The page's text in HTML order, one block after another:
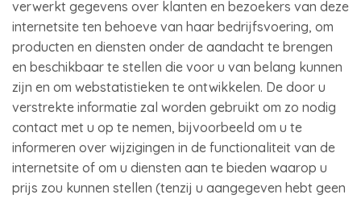
verwerkt gegevens over klanten en bezoekers van deze
internetsite ten behoeve van haar bedrijfsvoering, om
producten en diensten onder de aandacht te brengen
en beschikbaar te stellen die voor u van belang kunnen
zijn en om webstatistieken te ontwikkelen. De door u
verstrekte informatie zal worden gebruikt om zo nodig
contact met u op te nemen, bijvoorbeeld om u te
informeren over wijzigingen in de functionaliteit van de
internetsite of om u diensten aan te bieden waarop u
prijs zou kunnen stellen (tenzij u aangegeven hebt geen